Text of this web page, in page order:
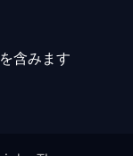
含みます